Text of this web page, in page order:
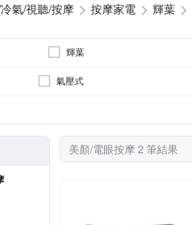
氣/視聽/按摩 按摩家電 輝葉
輝葉
氣壓式
美顏/電眼按摩 2 筆結果